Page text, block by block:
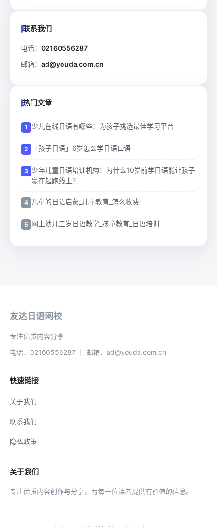
联系我们
电话： 02160556287
邮箱： ad@youda.com.cn
热门文章
少儿在线日语有哪些：为孩子挑选最佳学习平台
「孩子日语」6岁怎么学日语口语
少年儿童日语培训机构！为什么10岁前学日语能让孩子
赢在起跑线上？
儿童的日语启蒙_儿童教育_怎么收费
网上幼儿三岁日语教学_孩童教育_日语培训
友达日语网校
专注优质内容分享
电话：02160556287 ｜ 邮箱：ad@youda.com.cn
快速链接
关于我们
联系我们
隐私政策
关于我们
专注优质内容创作与分享，为每一位读者提供有价值的信息。